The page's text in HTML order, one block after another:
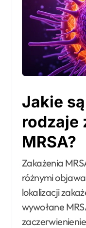
Jakie
rodzaje
MRSA?
Zakażenia
różnymi
lokalizacji
wywołane